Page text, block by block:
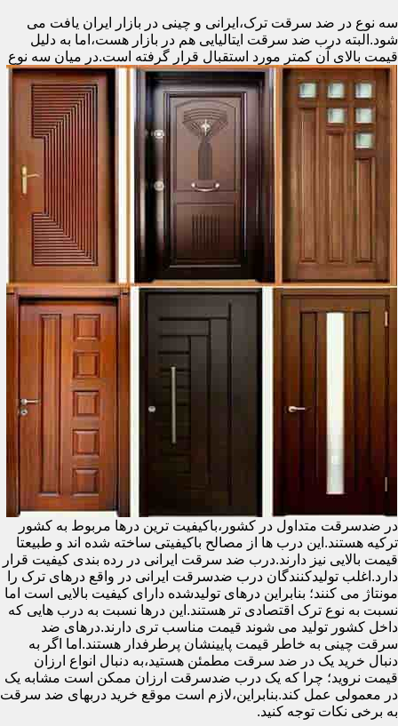
سه نوع در ضد سرقت ترک،ایرانی و چینی در بازار ایران یافت می
شود.البته درب ضد سرقت ایتالیایی هم در بازار هست،اما به دلیل
قیمت بالای آن کمتر مورد استقبال قرار گرفته است.در میان سه نوع
در ضدسرقت متداول در کشور،باکیفیت ترین درها مربوط به کشور
ترکیه هستند.این درب ها از مصالح باکیفیتی ساخته شده اند و طبیعتا
قیمت بالایی نیز دارند.درب ضد سرقت ایرانی در رده بندی کیفیت قرار
دارد.اغلب تولیدکنندگان درب ضدسرقت ایرانی در واقع درهای ترک را
مونتاژ می کنند؛ بنابراین درهای تولیدشده دارای کیفیت بالایی است اما
نسبت به نوع ترک اقتصادی تر هستند.این درها نسبت به درب هایی که
داخل کشور تولید می شوند قیمت مناسب تری دارند.درهای ضد
سرقت چینی به خاطر قیمت پایینشان پرطرفدار هستند.اما اگر به
دنبال خرید یک در ضد سرقت مطمئن هستید،به دنبال انواع ارزان
قیمت نروید؛ چرا که یک درب ضدسرقت ارزان ممکن است مشابه یک
در معمولی عمل کند.بنابراین،لازم است موقع خرید دربهای ضد سرقت
به برخی نکات توجه کنید.